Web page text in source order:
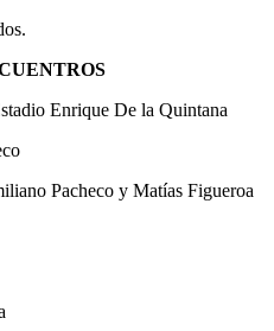
Enrique De la Quintana
Pacheco y Matías Figueroa